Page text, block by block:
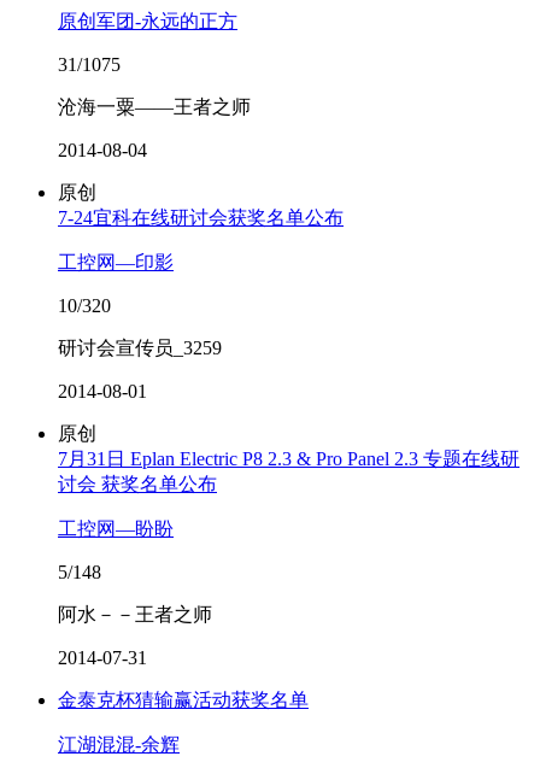
原创军团-永远的正方
31/1075
沧海一粟——王者之师
2014-08-04
原创
7-24宜科在线研讨会获奖名单公布
工控网—印影
10/320
研讨会宣传员_3259
2014-08-01
原创
7月31日 Eplan Electric P8 2.3 & Pro Panel 2.3 专题在线研
讨会 获奖名单公布
工控网—盼盼
5/148
阿水－－王者之师
2014-07-31
金泰克杯猜输赢活动获奖名单
江湖混混-余辉